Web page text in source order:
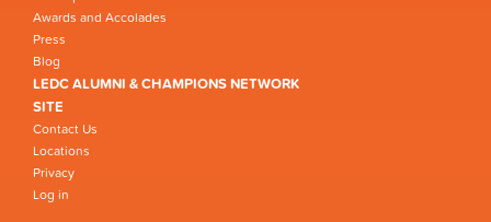
Awards and Accolades
Press
Blog
LEDC ALUMNI & CHAMPIONS NETWORK
SITE
Contact Us
Locations
Privacy
Log in